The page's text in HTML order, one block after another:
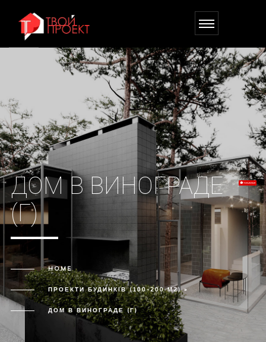
ДОМ В ВИНОГРАДЕ
(Г)
HOME
ПРОЕКТИ БУДИНКІВ (100-200 М2) »
ДОМ В ВИНОГРАДЕ (Г)